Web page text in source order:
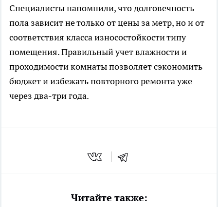
Специалисты напомнили, что долговечность
пола зависит не только от цены за метр, но и от
соответствия класса износостойкости типу
помещения. Правильный учет влажности и
проходимости комнаты позволяет сэкономить
бюджет и избежать повторного ремонта уже
через два-три года.
Читайте также: